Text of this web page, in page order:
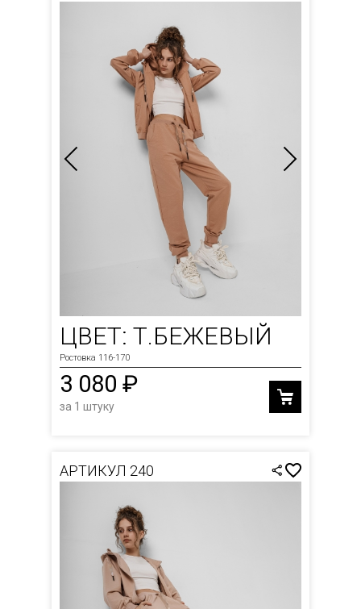
ЦВЕТ: Т.БЕЖЕВЫЙ
Ростовка 116-170
3 080 ₽
за 1 штуку
АРТИКУЛ 240